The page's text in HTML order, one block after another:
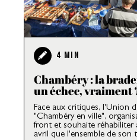
4 MIN
Chambéry : la
un échec, vraiment
Face aux critiques, l'Union
"Chambéry en ville",
front et souhaite réhabiliter
avril que l'ensemble de son